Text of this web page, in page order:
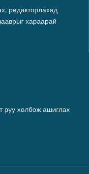
редакторлахад
хараарай
руу холбож ашиглах